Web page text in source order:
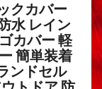
クカバー
水 レイン
カバー 軽
簡単装着
ンドセル